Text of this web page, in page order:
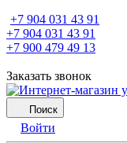
+7 904 031 43 91
+7 904 031 43 91
+7 900 479 49 13
Заказать звонок
Поиск
Войти